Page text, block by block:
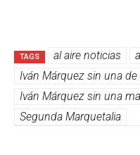
TAGS al aire noticias
Iván Márquez sin una
Iván Márquez sin una
Segunda Marquetalia